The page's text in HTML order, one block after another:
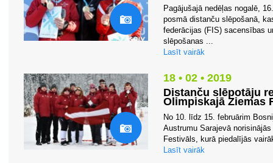
Pagājušajā nedēļas nogalē,
posmā distanču slēpošanā,
federācijas (FIS) sacensības
slēpošanas ...
Lasīt vairāk
18 • 02 • 2019
Distanču slēpotāju
Olimpiskajā Ziemas
No 10. līdz 15. februārim
Austrumu Sarajevā
Festivāls, kurā piedalījās
Lasīt vairāk